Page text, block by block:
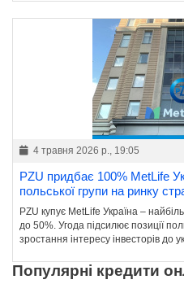
4 травня 2026 р., 19:05
PZU придбає 100% MetLife
польської групи на ринку
PZU купує MetLife Україна –
до 50%. Угода підсилює позиції
зростання інтересу інвесторів до
Популярні кредити